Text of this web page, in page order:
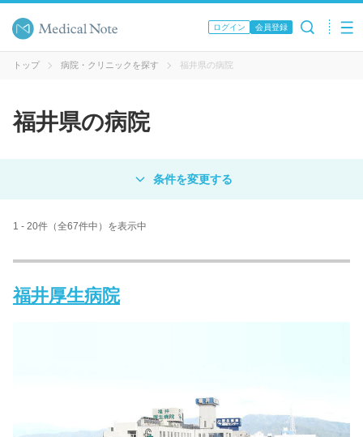
ログイン 会員登録
トップ 病院・クリニックを探す 福井県の病院
福井県の病院
病院 クリニック
1 - 20件（全67件中）を表示中
福井厚生病院